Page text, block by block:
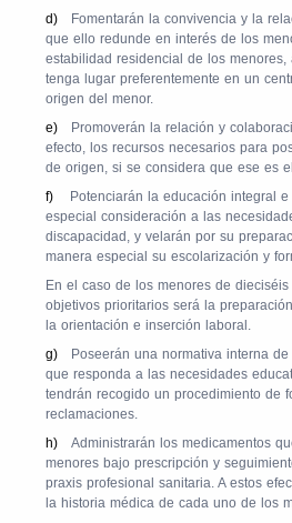
d)
Fomentarán la convivencia y la
que ello redunde en interés de los
estabilidad residencial de los
tenga lugar preferentemente en un
origen del menor.
e)
Promoverán la relación y
efecto, los recursos necesarios para
de origen, si se considera que ese es
f)
Potenciarán la educación integral
especial consideración a las
discapacidad, y velarán por su
manera especial su escolarización y
En el caso de los menores de
objetivos prioritarios será la
la orientación e inserción laboral.
g)
Poseerán una normativa interna
que responda a las necesidades
tendrán recogido un procedimiento de
reclamaciones.
h)
Administrarán los medicamentos
menores bajo prescripción y
praxis profesional sanitaria. A estos
la historia médica de cada uno de los